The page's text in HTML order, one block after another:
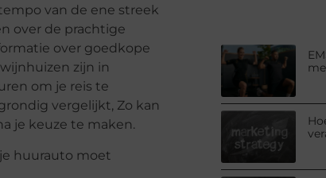
van de ene streek
over de prachtige
over goedkope
zijn in
om je reis te
vergelijkt, Zo kan
je keuze te maken.
huurauto moet